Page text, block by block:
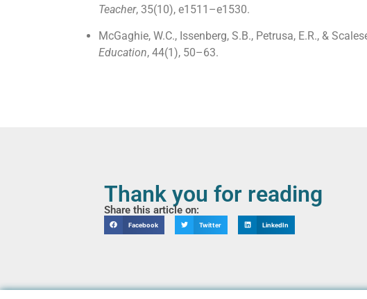
Teacher, 35(10), e1511–e1530.
McGaghie, W.C., Issenberg, S.B., Petrusa, E.R., &
Education, 44(1), 50–63.
Thank you for reading
Share this article on:
Facebook Twitter LinkedIn